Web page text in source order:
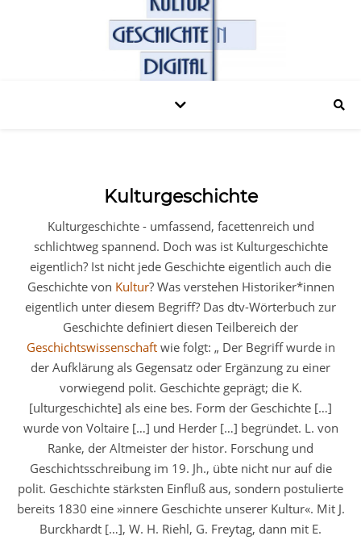
Kulturgeschichte
Kulturgeschichte - umfassend, facettenreich und
schlichtweg spannend. Doch was ist Kulturgeschichte
eigentlich? Ist nicht jede Geschichte eigentlich auch die
Geschichte von Kultur? Was verstehen Historiker*innen
eigentlich unter diesem Begriff? Das dtv-Wörterbuch zur
Geschichte definiert diesen Teilbereich der
Geschichtswissenschaftwie folgt: „ Der Begriff wurde in
der Aufklärung als Gegensatz oder Ergänzung zu einer
vorwiegend polit. Geschichte geprägt; die K.
[ulturgeschichte] als eine bes. Form der Geschichte […]
wurde von Voltaire […] und Herder […] begründet. L. von
Ranke, der Altmeister der histor. Forschung und
Geschichtsschreibung im 19. Jh., übte nicht nur auf die
polit. Geschichte stärksten Einfluß aus, sondern postulierte
bereits 1830 eine »innere Geschichte unserer Kultur«. Mit J.
Burckhardt […], W. H. Riehl, G. Freytag, dann mit E.